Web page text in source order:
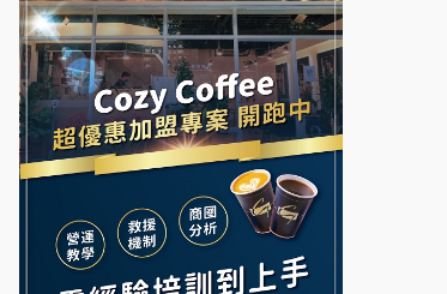
NU PASTA義大利麵加盟說明
會
潮鍋癮加盟說明會
蓁伙烤倆吃加盟說明會
霏等茶加盟說明會
早安山丘加盟說明會
優握握×酸奶大獅加盟說明會
冬城門加盟說明會
拾鑶火鍋加盟說明會
阿性情趣無人販售所加盟明會
龍涎居好湯加盟說明會